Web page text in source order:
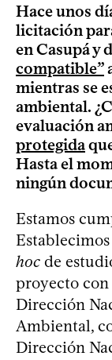
Hace unos
licitación
en Casupá y
compatible”
mientras se
ambiental.
evaluación
protegida
Hasta el
ningún
Estamos
hoc de
proyecto con
Dirección
Ambiental,
Dirección